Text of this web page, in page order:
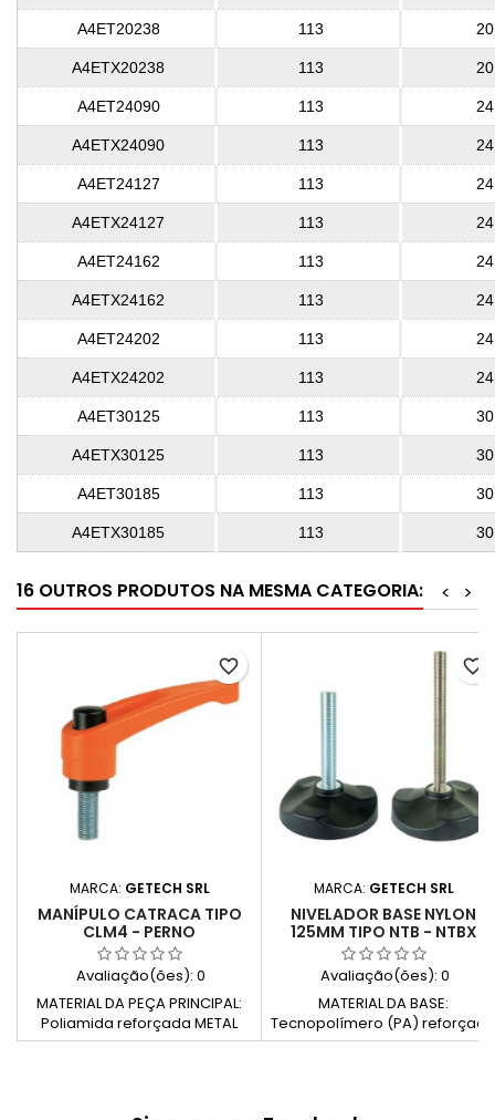
A4ET20238 113
A4ETX20238 113
A4ET24090 113
A4ETX24090 113
A4ET24127 113
A4ETX24127 113
A4ET24162 113
A4ETX24162 113
A4ET24202 113
A4ETX24202 113
A4ET30125 113
A4ETX30125 113
A4ET30185 113
A4ETX30185 113
16 OUTROS PRODUTOS NA MESMA CATEGORIA: >
<
MARCA: GETECH SRL
MANÍPULO CATRACA TIPO
CLM4 - PERNO
Avaliação(ões): 0
MATERIAL DA PEÇA PRINCIPAL:
Poliamida reforçada METAL
E/OU PARTE DE FIXAÇÃO: Pino
favorite_border
MARCA: GETECH SRL
NIVELADOR BASE NYLON
125MM TIPO NTB - NTBX
Avaliação(ões): 0
MATERIAL DA BASE:
Tecnopolímero (PA) reforçado
com fibra de vidro. MATERIAL
favorite_border